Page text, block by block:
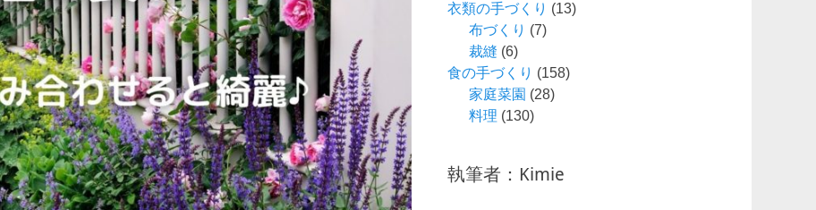
衣類の手づくり (13)
布づくり (7)
裁縫 (6)
食の手づくり (158)
家庭菜園 (28)
料理 (130)
執筆者：Kimie